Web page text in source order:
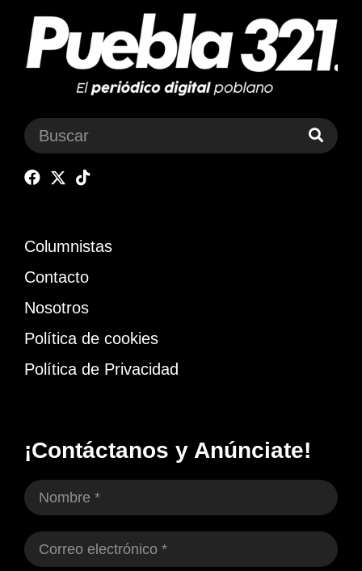
Columnistas
Contacto
Nosotros
Política de cookies
Política de Privacidad
¡Contáctanos y Anúnciate!